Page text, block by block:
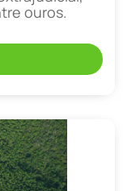
ouros.